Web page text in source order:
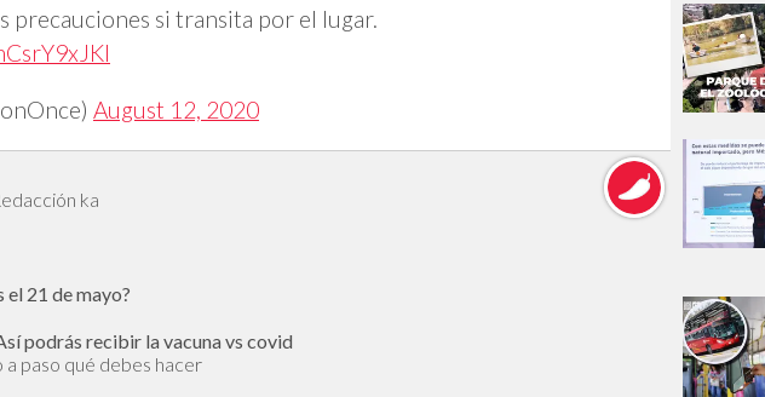
precauciones si transita por el lugar.
August 12, 2020
ka
el 21 de mayo?
podrás recibir la vacuna vs covid
a paso qué debes hacer